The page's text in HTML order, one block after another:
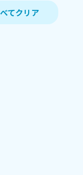
てクリア